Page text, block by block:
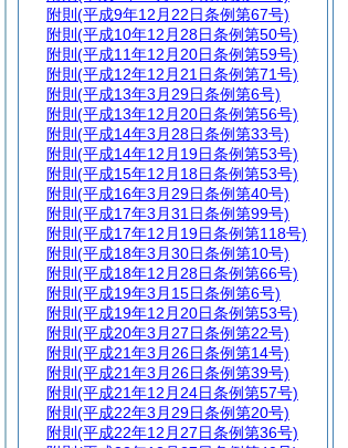
附則 (平成9年12月22日条例第67号)
附則 (平成10年12月28日条例第50号)
附則 (平成11年12月20日条例第59号)
附則 (平成12年12月21日条例第71号)
附則 (平成13年3月29日条例第6号)
附則 (平成13年12月20日条例第56号)
附則 (平成14年3月28日条例第33号)
附則 (平成14年12月19日条例第53号)
附則 (平成15年12月18日条例第53号)
附則 (平成16年3月29日条例第40号)
附則 (平成17年3月31日条例第99号)
附則 (平成17年12月19日条例第118号)
附則 (平成18年3月30日条例第10号)
附則 (平成18年12月28日条例第66号)
附則 (平成19年3月15日条例第6号)
附則 (平成19年12月20日条例第53号)
附則 (平成20年3月27日条例第22号)
附則 (平成21年3月26日条例第14号)
附則 (平成21年3月26日条例第39号)
附則 (平成21年12月24日条例第57号)
附則 (平成22年3月29日条例第20号)
附則 (平成22年12月27日条例第36号)